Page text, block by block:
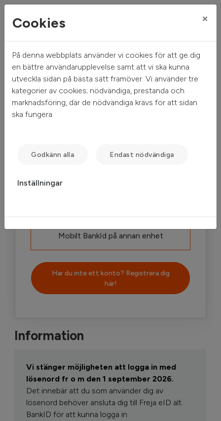
Mitt hem Mina sidor
Mina sidor
Mobilt BankId på annan enhet
Har du inte ett konto? Registrera dig
här!
Information
Vi stänger möjligheten att logga in med
lösenord fr o m den 1 september 2026.
Det innebär att du som använder dig av
lösenord behöver ansluta dig till Freja eID alt.
BankID för att kunna logga in.
Cookies ×
På denna webbplats använder vi cookies för att ge dig
en bättre användarupplevelse samt att vi ska kunna
utveckla sidan på bästa sätt framöver. Vi använder tre
kategorier av cookies; nödvändiga, prestanda och
marknadsföring, där de nödvändiga krävs för att sidan
ska fungera.
Godkänn alla Endast nödvändiga
Inställningar